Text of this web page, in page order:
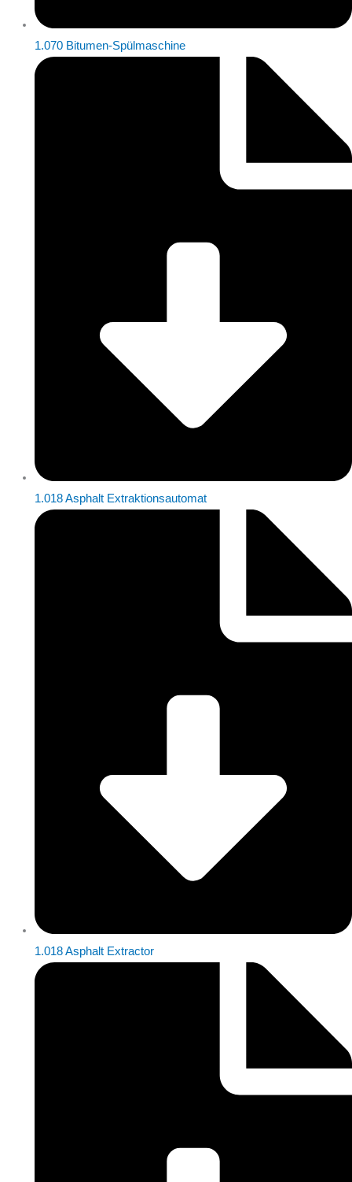
1.070 Bitumen-Spülmaschine
1.018 Asphalt Extraktionsautomat
1.018 Asphalt Extractor